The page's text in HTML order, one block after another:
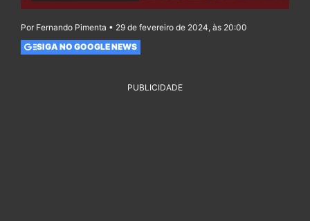
Por Fernando Pimenta • 29 de fevereiro de 2024, às 20:00
SIGA NO GOOGLE NEWS
PUBLICIDADE